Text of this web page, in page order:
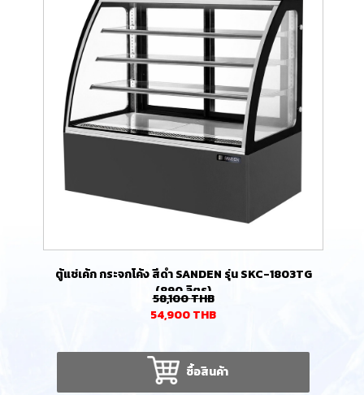
ตู้แช่เค้ก กระจกโค้ง สีดำ SANDEN รุ่น SKC-1803TG
(890 ลิตร)
58,100THB
54,900THB
ซื้อสินค้า